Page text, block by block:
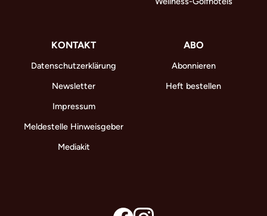
KONTAKT
Datenschutzerklärung
Newsletter
Impressum
Meldestelle Hinweisgeber
Mediakit
ABO
Abonnieren
Heft bestellen